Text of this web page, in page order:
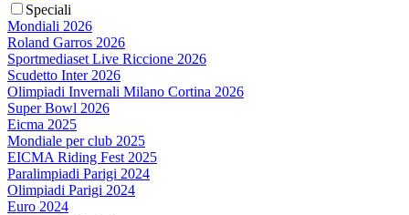
Speciali
Mondiali 2026
Roland Garros 2026
Sportmediaset Live Riccione 2026
Scudetto Inter 2026
Olimpiadi Invernali Milano Cortina 2026
Super Bowl 2026
Eicma 2025
Mondiale per club 2025
EICMA Riding Fest 2025
Paralimpiadi Parigi 2024
Olimpiadi Parigi 2024
Euro 2024